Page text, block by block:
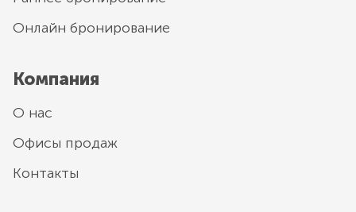
Онлайн бронирование
Компания
О нас
Офисы продаж
Контакты